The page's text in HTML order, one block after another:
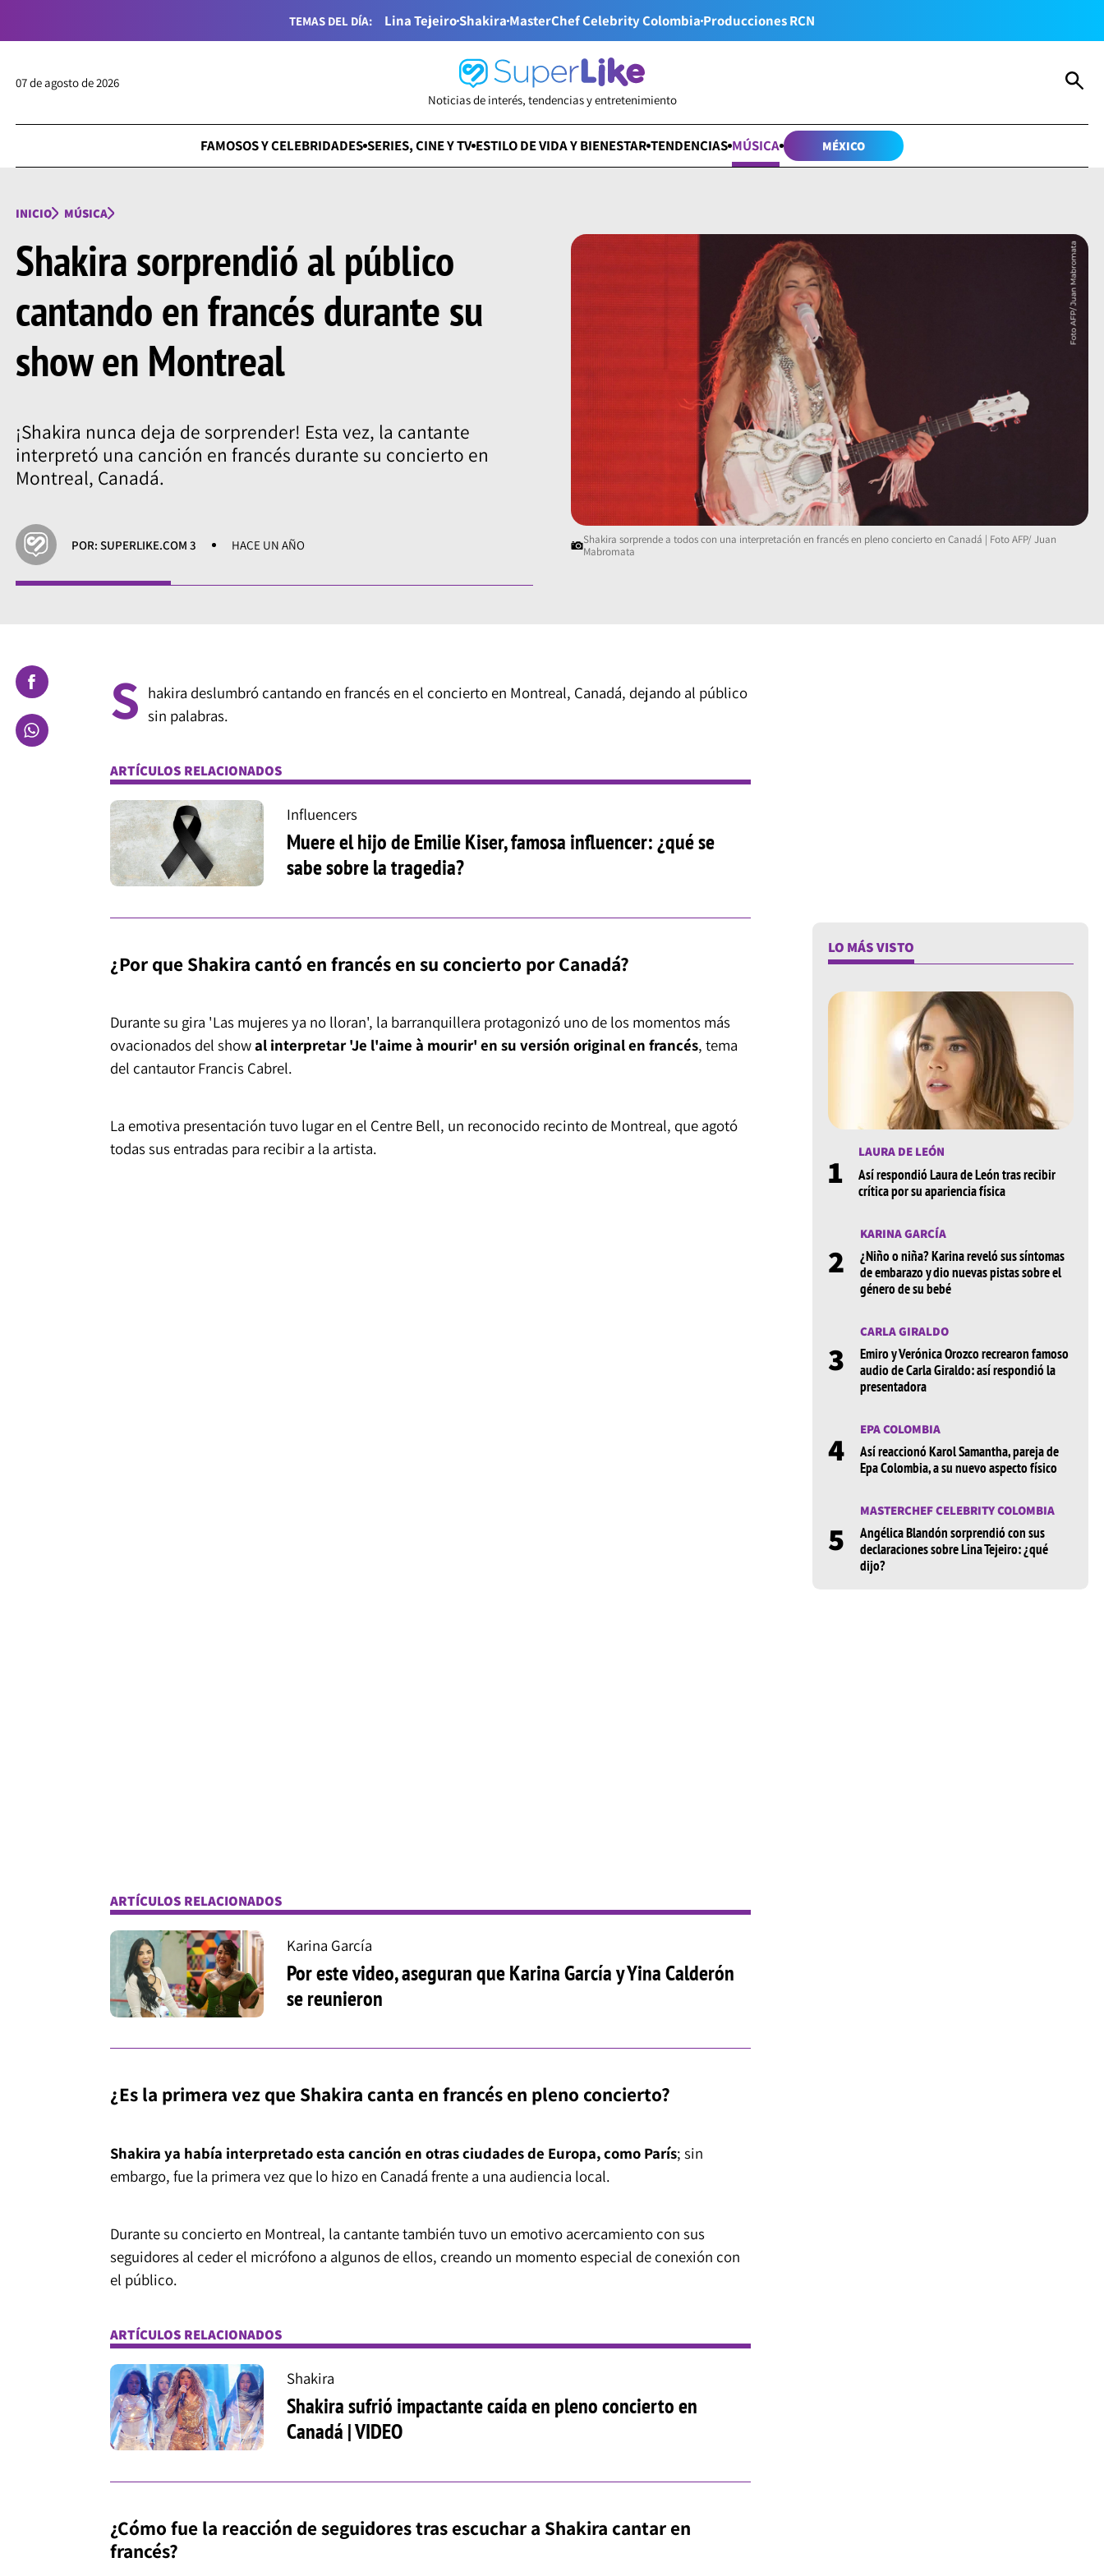
TEMAS DEL DÍA: Lina TejeiroShakiraMasterChef Celebrity ColombiaProducciones RCN
07 de agosto de 2026
Noticias de interés, tendencias y entretenimiento
FAMOSOS Y CELEBRIDADES SERIES, CINE Y TV ESTILO DE VIDA Y BIENESTAR TENDENCIAS MÚSICA MÉXICO
INICIO MÚSICA
Shakira sorprendió al público
cantando en francés durante su
show en Montreal
¡Shakira nunca deja de sorprender! Esta vez, la cantante
interpretó una canción en francés durante su concierto en
Montreal, Canadá.
POR: SUPERLIKE.COM 3 HACE UN AÑO
Shakira sorprende a todos con una interpretación en francés en pleno concierto en Canadá | Foto AFP/ Juan
Mabromata
S hakira deslumbró cantando en francés en el concierto en Montreal, Canadá, dejando al público
sin palabras.
ARTÍCULOS RELACIONADOS
Influencers
Muere el hijo de Emilie Kiser, famosa influencer: ¿qué se
sabe sobre la tragedia?
¿Por que Shakira cantó en francés en su concierto por Canadá?
Durante su gira 'Las mujeres ya no lloran', la barranquillera protagonizó uno de los momentos más
ovacionados del showal interpretar 'Je l'aime à mourir' en su versión original en francés, tema
del cantautor Francis Cabrel.
La emotiva presentación tuvo lugar en el Centre Bell, un reconocido recinto de Montreal, que agotó
todas sus entradas para recibir a la artista.
ARTÍCULOS RELACIONADOS
Karina García
Por este video, aseguran que Karina García y Yina Calderón
se reunieron
¿Es la primera vez que Shakira canta en francés en pleno concierto?
Shakira ya había interpretado esta canción en otras ciudades de Europa, como París; sin
embargo, fue la primera vez que lo hizo en Canadá frente a una audiencia local.
Durante su concierto en Montreal, la cantante también tuvo un emotivo acercamiento con sus
seguidores al ceder el micrófono a algunos de ellos, creando un momento especial de conexión con
el público.
ARTÍCULOS RELACIONADOS
Shakira
Shakira sufrió impactante caída en pleno concierto en
Canadá | VIDEO
¿Cómo fue la reacción de seguidores tras escuchar a Shakira cantar en
francés?
LO MÁS VISTO
1
LAURA DE LEÓN
Así respondió Laura de León tras recibir
crítica por su apariencia física
2
KARINA GARCÍA
¿Niño o niña? Karina reveló sus síntomas
de embarazo y dio nuevas pistas sobre el
género de su bebé
3
CARLA GIRALDO
Emiro y Verónica Orozco recrearon famoso
audio de Carla Giraldo: así respondió la
presentadora
4
EPA COLOMBIA
Así reaccionó Karol Samantha, pareja de
Epa Colombia, a su nuevo aspecto físico
5
MASTERCHEF CELEBRITY COLOMBIA
Angélica Blandón sorprendió con sus
declaraciones sobre Lina Tejeiro: ¿qué
dijo?